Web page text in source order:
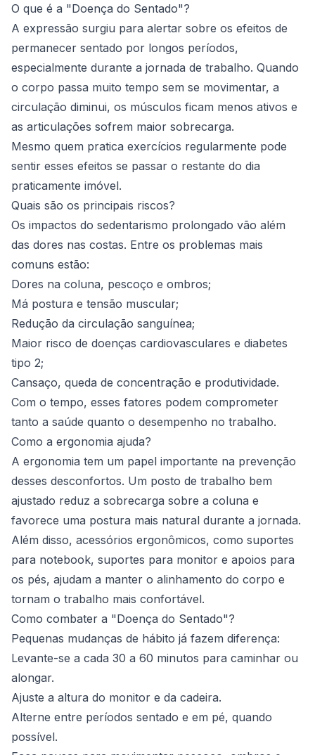
O que é a "Doença do Sentado"?
A expressão surgiu para alertar sobre os efeitos de
permanecer sentado por longos períodos,
especialmente durante a jornada de trabalho. Quando
o corpo passa muito tempo sem se movimentar, a
circulação diminui, os músculos ficam menos ativos e
as articulações sofrem maior sobrecarga.
Mesmo quem pratica exercícios regularmente pode
sentir esses efeitos se passar o restante do dia
praticamente imóvel.
Quais são os principais riscos?
Os impactos do sedentarismo prolongado vão além
das dores nas costas. Entre os problemas mais
comuns estão:
Dores na coluna, pescoço e ombros;
Má postura e tensão muscular;
Redução da circulação sanguínea;
Maior risco de doenças cardiovasculares e diabetes
tipo 2;
Cansaço, queda de concentração e produtividade.
Com o tempo, esses fatores podem comprometer
tanto a saúde quanto o desempenho no trabalho.
Como a ergonomia ajuda?
A ergonomia tem um papel importante na prevenção
desses desconfortos. Um posto de trabalho bem
ajustado reduz a sobrecarga sobre a coluna e
favorece uma postura mais natural durante a jornada.
Além disso, acessórios ergonômicos, como suportes
para notebook, suportes para monitor e apoios para
os pés, ajudam a manter o alinhamento do corpo e
tornam o trabalho mais confortável.
Como combater a "Doença do Sentado"?
Pequenas mudanças de hábito já fazem diferença:
Levante-se a cada 30 a 60 minutos para caminhar ou
alongar.
Ajuste a altura do monitor e da cadeira.
Alterne entre períodos sentado e em pé, quando
possível.